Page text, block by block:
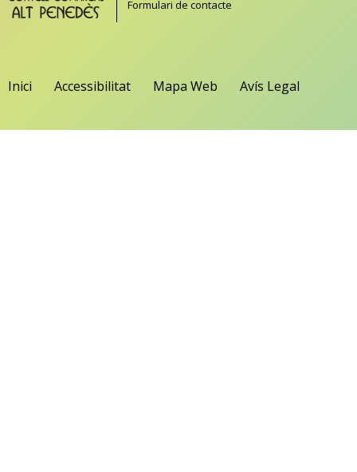
Formulari de contacte
Inici Accessibilitat Mapa Web Avís Legal